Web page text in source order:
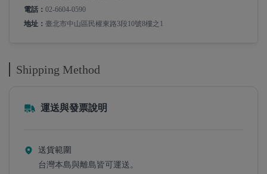
電話： 02-6604-0590
地址： 臺北市中山區民權東路3段10號8樓之1
Shipping Method
運送與發票說明
送貨範圍
台灣本島與離島皆可運送。